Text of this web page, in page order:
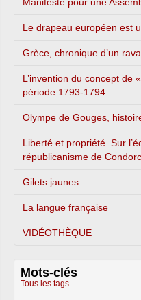
Le drapeau européen est
Grèce, chronique d’un
L’invention du concept de
période 1793-1794...
Olympe de Gouges,
Liberté et propriété. Sur
républicanisme de
Gilets jaunes
La langue française
VIDÉOTHÈQUE
Mots-clés
Tous les tags